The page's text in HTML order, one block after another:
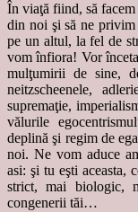
În viaţă fiind, să
din noi şi să ne privim
pe un altul, la fel de
vom înfiora! Vor
mulţumirii de sine,
neitzscheenele,
supremaţie,
vălurile
deplină şi regim de
noi. Ne vom aduce
asi: şi tu eşti aceasta,
strict, mai biologic,
congenerii tăi…